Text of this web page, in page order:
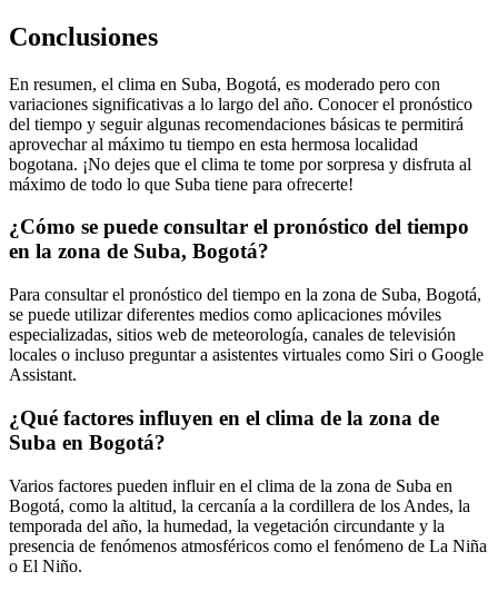
Conclusiones
En resumen, el clima en Suba, Bogotá, es moderado pero con
variaciones significativas a lo largo del año. Conocer el pronóstico
del tiempo y seguir algunas recomendaciones básicas te permitirá
aprovechar al máximo tu tiempo en esta hermosa localidad
bogotana. ¡No dejes que el clima te tome por sorpresa y disfruta al
máximo de todo lo que Suba tiene para ofrecerte!
¿Cómo se puede consultar el pronóstico del tiempo
en la zona de Suba, Bogotá?
Para consultar el pronóstico del tiempo en la zona de Suba, Bogotá,
se puede utilizar diferentes medios como aplicaciones móviles
especializadas, sitios web de meteorología, canales de televisión
locales o incluso preguntar a asistentes virtuales como Siri o Google
Assistant.
¿Qué factores influyen en el clima de la zona de
Suba en Bogotá?
Varios factores pueden influir en el clima de la zona de Suba en
Bogotá, como la altitud, la cercanía a la cordillera de los Andes, la
temporada del año, la humedad, la vegetación circundante y la
presencia de fenómenos atmosféricos como el fenómeno de La Niña
o El Niño.